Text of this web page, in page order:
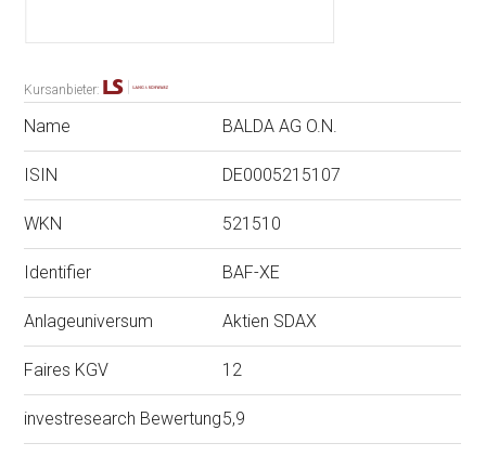
Kursanbieter:
Name BALDA AG O.N.
ISIN DE0005215107
WKN 521510
Identifier BAF-XE
Anlageuniversum Aktien SDAX
Faires KGV 12
investresearch Bewertung5,9